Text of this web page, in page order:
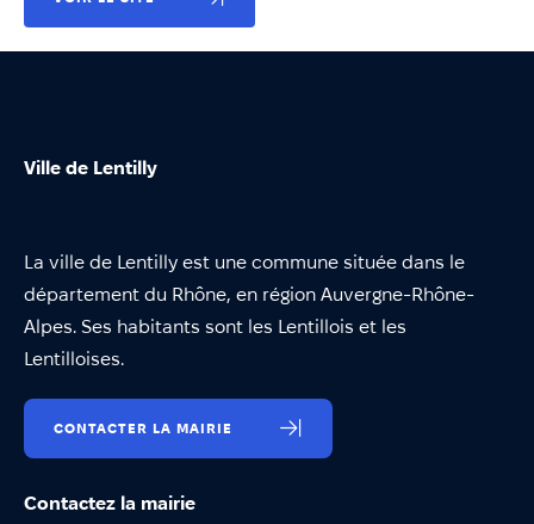
Ville de Lentilly
La ville de Lentilly est une commune située dans le
département du Rhône, en région Auvergne-Rhône-
Alpes. Ses habitants sont les Lentillois et les
Lentilloises.
CONTACTER LA MAIRIE
Contactez la mairie